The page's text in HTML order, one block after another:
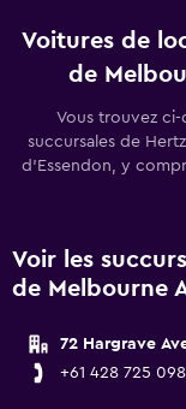
Voitures de
de
Vous trouvez ci-
succursales de
d'Essendon, y
Voir les
de Melbourne
72 Hargrave
+61 428 725 098